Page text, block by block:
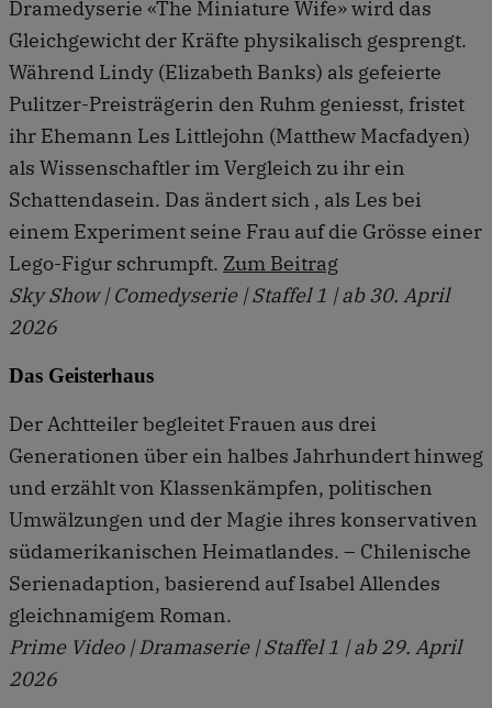
Dramedyserie «The Miniature Wife» wird das
Gleichgewicht der Kräfte physikalisch gesprengt.
Während Lindy (Elizabeth Banks) als gefeierte
Pulitzer-Preisträgerin den Ruhm geniesst, fristet
ihr Ehemann Les Littlejohn (Matthew Macfadyen)
als Wissenschaftler im Vergleich zu ihr ein
Schattendasein. Das ändert sich , als Les bei
einem Experiment seine Frau auf die Grösse einer
Lego-Figur schrumpft. Zum Beitrag
Sky Show | Comedyserie | Staffel 1 | ab 30. April
2026
Das Geisterhaus
Der Achtteiler begleitet Frauen aus drei
Generationen über ein halbes Jahrhundert hinweg
und erzählt von Klassenkämpfen, politischen
Umwälzungen und der Magie ihres konservativen
südamerikanischen Heimatlandes. – Chilenische
Serienadaption, basierend auf Isabel Allendes
gleichnamigem Roman.
Prime Video | Dramaserie | Staffel 1 | ab 29. April
2026